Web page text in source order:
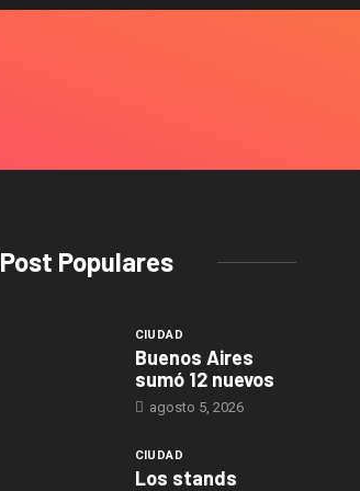
Post Populares
CIUDAD
Buenos Aires
sumó 12 nuevos
agosto 5, 2026
CIUDAD
Los stands